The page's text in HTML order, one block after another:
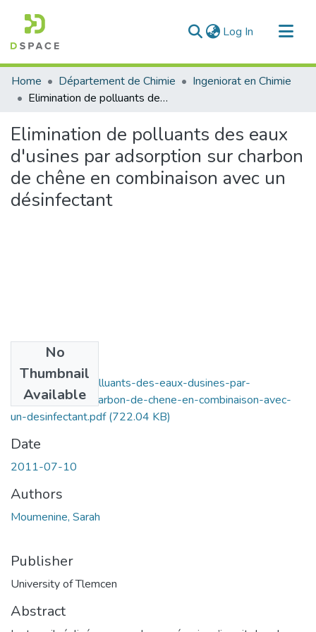
Log In (current)
Communities & Collections
All of DSpace
Home Département de Chimie
Ingeniorat en Chimie
Elimination de polluants des eaux d'usines par adsorption sur charbon de chêne en combinaison avec un désinfectant
Elimination de polluants des eaux
d'usines par adsorption sur charbon
de chêne en combinaison avec un
désinfectant
No
Thumbnail
Available
Elimination-de-polluants-des-eaux-dusines-par-
adsorption-sur-charbon-de-chene-en-combinaison-avec-
un-desinfectant.pdf(722.04 KB)
Date
2011-07-10
Authors
Moumenine, Sarah
Publisher
University of Tlemcen
Abstract